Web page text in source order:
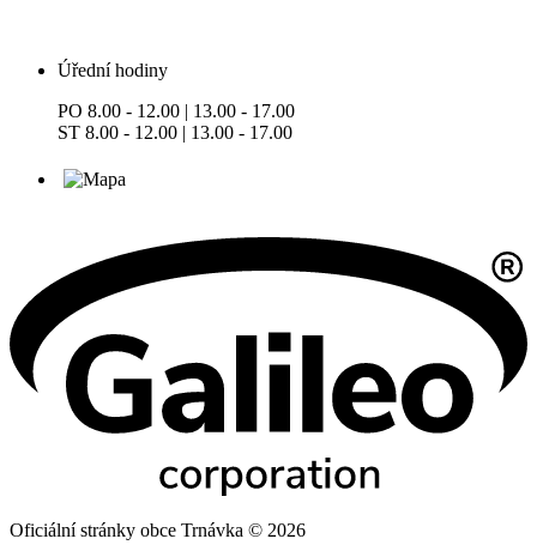
Úřední hodiny
PO 8.00 - 12.00 | 13.00 - 17.00
ST 8.00 - 12.00 | 13.00 - 17.00
Oficiální stránky obce Trnávka © 2026